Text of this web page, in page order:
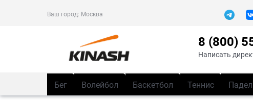
Ваш город: Москва
8 (800)
Написать
Бег Волейбол Баскетбол Теннис Падел